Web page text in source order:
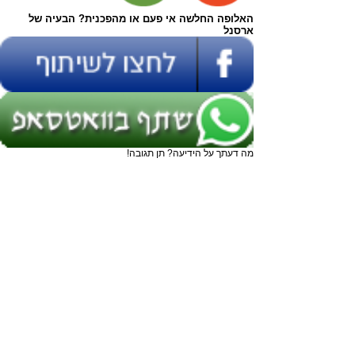
האלופה החלשה אי פעם או מהפכנית? הבעיה של
ארסנל
מה דעתך על הידיעה? תן תגובה!